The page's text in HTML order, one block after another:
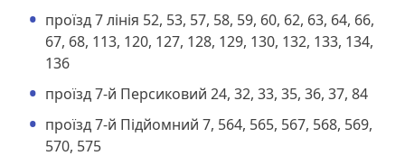
проїзд 7 лінія 52, 53, 57, 58, 59, 60, 62, 63, 64, 66,
67, 68, 113, 120, 127, 128, 129, 130, 132, 133, 134,
136
проїзд 7-й Персиковий 24, 32, 33, 35, 36, 37, 84
проїзд 7-й Підйомний 7, 564, 565, 567, 568, 569,
570, 575